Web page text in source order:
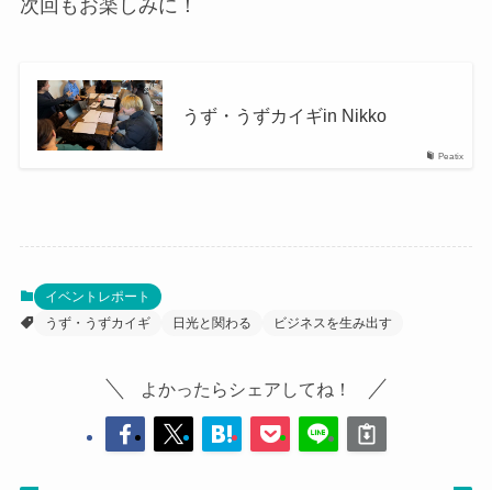
次回もお楽しみに！
Peatix
うず・うずカイギin Nikko
イベントレポート
うず・うずカイギ
日光と関わる ビジネスを生み出す
よかったらシェアしてね！